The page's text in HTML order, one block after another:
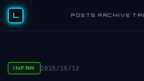
L POSTS ARCHIVE
INFRA 2015/10/12